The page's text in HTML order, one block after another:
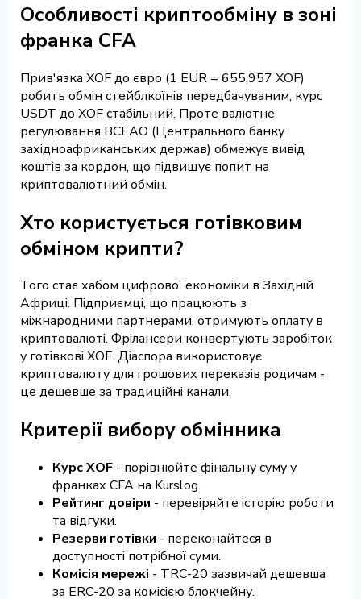
Особливості криптообміну в зоні
франка CFA
Прив'язка XOF до євро (1 EUR = 655,957 XOF)
робить обмін стейблкоїнів передбачуваним, курс
USDT до XOF стабільний. Проте валютне
регулювання BCEAO (Центрального банку
західноафриканських держав) обмежує вивід
коштів за кордон, що підвищує попит на
криптовалютний обмін.
Хто користується готівковим
обміном крипти?
Того стає хабом цифрової економіки в Західній
Африці. Підприємці, що працюють з
міжнародними партнерами, отримують оплату в
криптовалюті. Фрілансери конвертують заробіток
у готівкові XOF. Діаспора використовує
криптовалюту для грошових переказів родичам -
це дешевше за традиційні канали.
Критерії вибору обмінника
Курс XOF - порівнюйте фінальну суму у
франках CFA на Kurslog.
Рейтинг довіри - перевіряйте історію роботи
та відгуки.
Резерви готівки - переконайтеся в
доступності потрібної суми.
Комісія мережі - TRC-20 зазвичай дешевша
за ERC-20 за комісією блокчейну.